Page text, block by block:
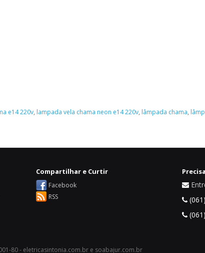
e14 220v, lampada vela chama neon e14 220v, lâmpada chama,
Compartilhar e Curtir
Facebook
RSS
80 - eletricasintonia.com.br e soabajur.com.br